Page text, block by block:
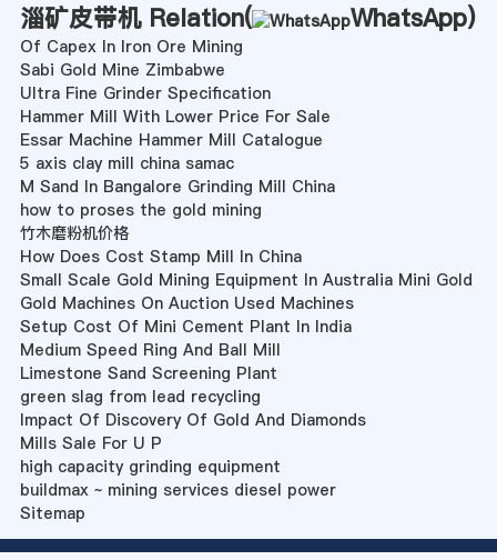
淄矿皮带机 Relation( WhatsApp)
Of Capex In Iron Ore Mining
Sabi Gold Mine Zimbabwe
Ultra Fine Grinder Specification
Hammer Mill With Lower Price For Sale
Essar Machine Hammer Mill Catalogue
5 axis clay mill china samac
M Sand In Bangalore Grinding Mill China
how to proses the gold mining
竹木磨粉机价格
How Does Cost Stamp Mill In China
Small Scale Gold Mining Equipment In Australia Mini Gold
Gold Machines On Auction Used Machines
Setup Cost Of Mini Cement Plant In India
Medium Speed Ring And Ball Mill
Limestone Sand Screening Plant
green slag from lead recycling
Impact Of Discovery Of Gold And Diamonds
Mills Sale For U P
high capacity grinding equipment
buildmax ~ mining services diesel power
Sitemap